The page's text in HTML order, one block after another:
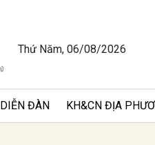
Thứ Năm, 06/08/2026
DIỄN ĐÀN KH&CN ĐỊA